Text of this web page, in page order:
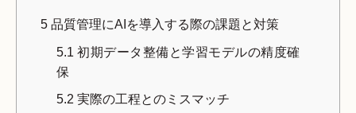
5 品質管理にAIを導入する際の課題と対策
5.1 初期データ整備と学習モデルの精度確
保
5.2 実際の工程とのミスマッチ